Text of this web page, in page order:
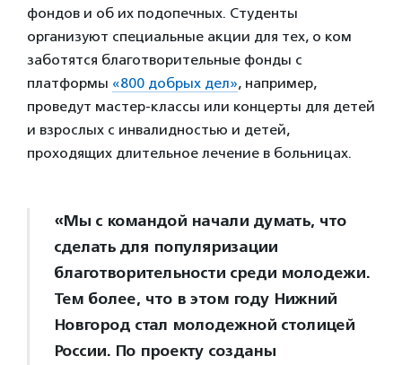
фондов и об их подопечных. Студенты
организуют специальные акции для тех, о ком
заботятся благотворительные фонды с
платформы «800 добрых дел», например,
проведут мастер-классы или концерты для детей
и взрослых с инвалидностью и детей,
проходящих длительное лечение в больницах.
«Мы с командой начали думать, что
сделать для популяризации
благотворительности среди молодежи.
Тем более, что в этом году Нижний
Новгород стал молодежной столицей
России. По проекту созданы